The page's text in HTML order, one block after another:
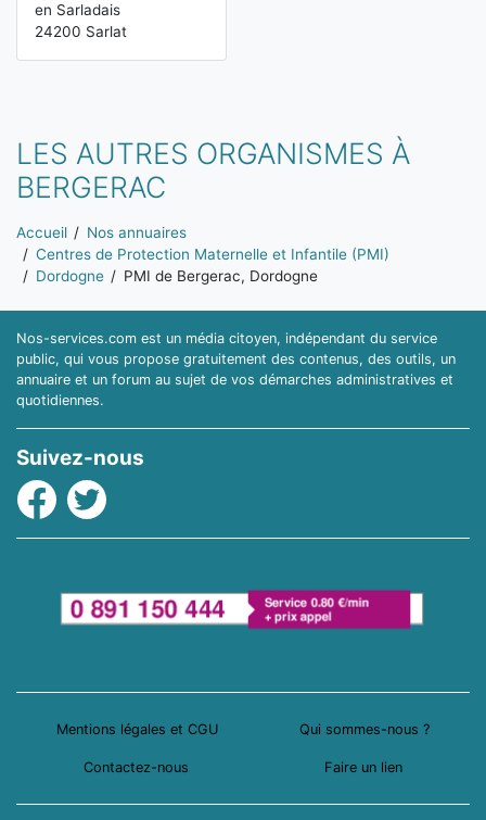
en Sarladais
24200 Sarlat
LES AUTRES ORGANISMES À
BERGERAC
Vous êtes ici:
Accueil
Nos annuaires
Centres de Protection Maternelle et Infantile (PMI)
Dordogne
PMI de Bergerac, Dordogne
Nos-services.com est un média citoyen, indépendant du service
public, qui vous propose gratuitement des contenus, des outils, un
annuaire et un forum au sujet de vos démarches administratives et
quotidiennes.
Suivez-nous
Facebook
Twitter
Mentions légales et CGU Qui sommes-nous ?
Contactez-nous Faire un lien